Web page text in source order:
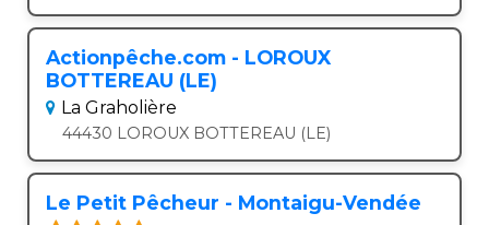
Actionpêche.com - LOROUX
BOTTEREAU (LE)
La Graholière
44430 LOROUX BOTTEREAU (LE)
Le Petit Pêcheur - Montaigu-Vendée